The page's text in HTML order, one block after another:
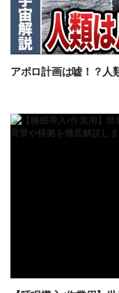
アポロ計画は嘘！？人